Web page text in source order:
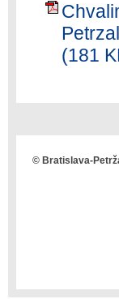
(181
© Bratislava-